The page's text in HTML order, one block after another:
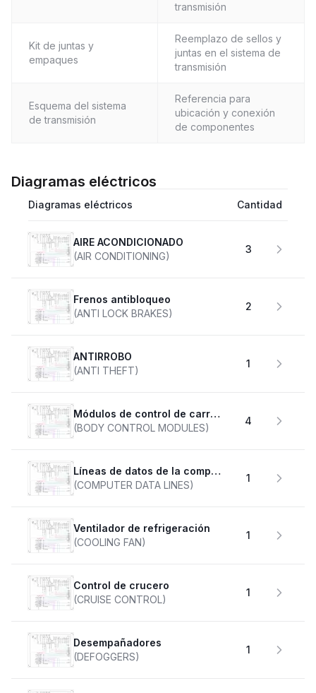
transmisión
Kit de juntas y
empaques
Reemplazo de sellos y
juntas en el sistema de
transmisión
Esquema del sistema
de transmisión
Referencia para
ubicación y conexión
de componentes
Diagramas eléctricos
Diagramas eléctricos Cantidad
AIRE ACONDICIONADO
(AIR CONDITIONING)
3
Frenos antibloqueo
(ANTI LOCK BRAKES)
2
ANTIRROBO
(ANTI THEFT)
1
Módulos de control de carrocería
(BODY CONTROL MODULES)
4
Líneas de datos de la computadora
(COMPUTER DATA LINES)
1
Ventilador de refrigeración
(COOLING FAN)
1
Control de crucero
(CRUISE CONTROL)
1
desempañadores
(DEFOGGERS)
1